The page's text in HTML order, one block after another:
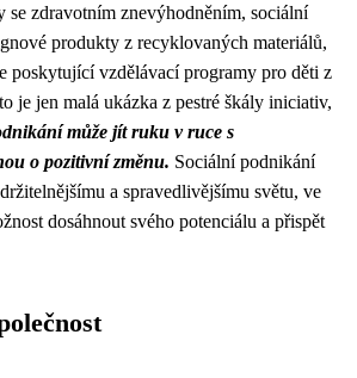
se zdravotním znevýhodněním, sociální
produkty z recyklovaných materiálů,
poskytující vzdělávací programy pro děti z
je jen malá ukázka z pestré škály iniciativ,
může jít ruku v ruce s
o pozitivní změnu. Sociální podnikání
a spravedlivějšímu světu, ve
dosáhnout svého potenciálu a přispět